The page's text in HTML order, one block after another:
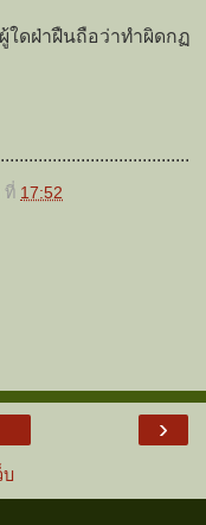
ดฝ่าฝืนถือว่าทำผิดกฏ
ที่ 17:52
›
บ